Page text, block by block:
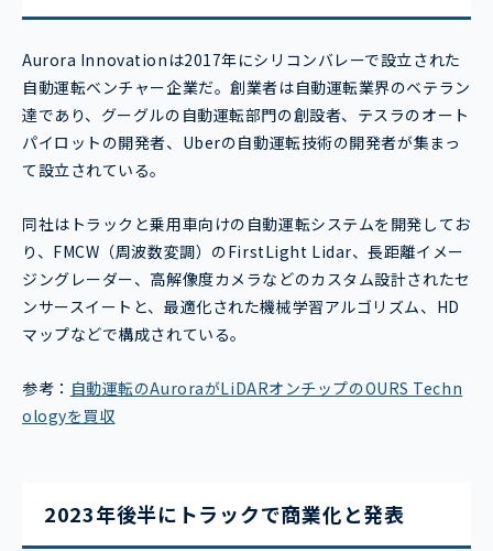
Aurora Innovationは2017年にシリコンバレーで設立された
自動運転ベンチャー企業だ。創業者は自動運転業界のベテラン
達であり、グーグルの自動運転部門の創設者、テスラのオート
パイロットの開発者、Uberの自動運転技術の開発者が集まっ
て設立されている。
同社はトラックと乗用車向けの自動運転システムを開発してお
り、FMCW（周波数変調）のFirstLight Lidar、長距離イメー
ジングレーダー、高解像度カメラなどのカスタム設計されたセ
ンサースイートと、最適化された機械学習アルゴリズム、HD
マップなどで構成されている。
参考： 自動運転のAuroraがLiDARオンチップのOURS Techn
ologyを買収
2023年後半にトラックで商業化と発表